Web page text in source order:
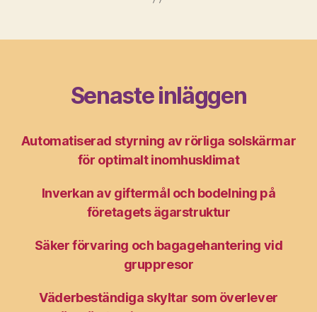
Senaste inläggen
Automatiserad styrning av rörliga solskärmar
för optimalt inomhusklimat
Inverkan av giftermål och bodelning på
företagets ägarstruktur
Säker förvaring och bagagehantering vid
gruppresor
Väderbeständiga skyltar som överlever